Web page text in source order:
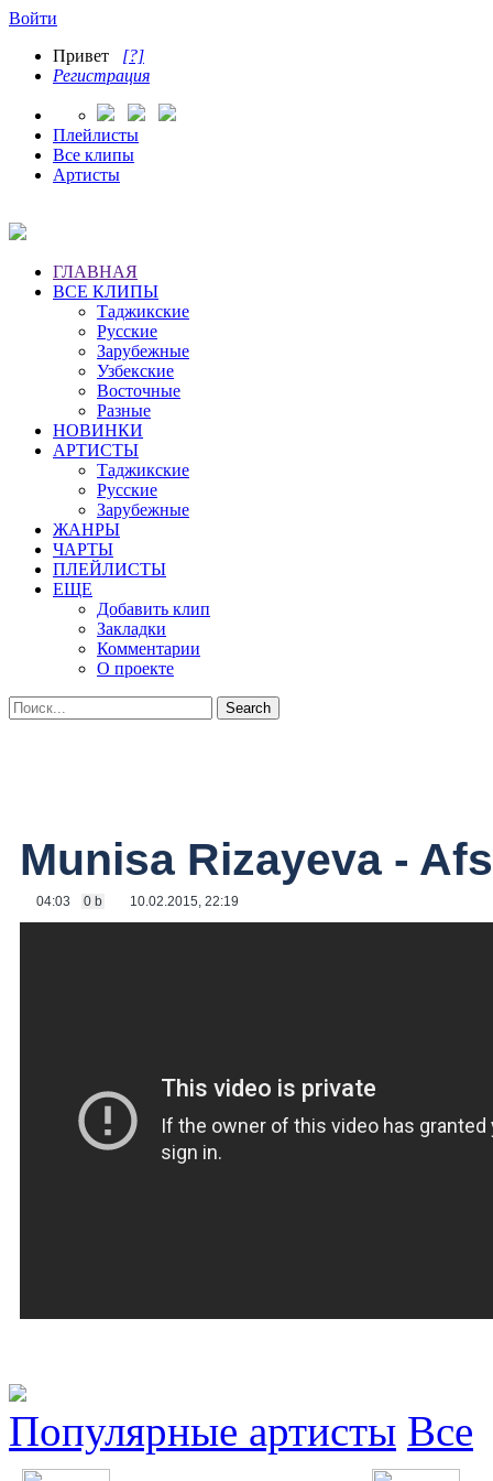
Войти
Привет [?]
Регистрация
Плейлисты
Все клипы
Артисты
ГЛАВНАЯ
ВСЕ КЛИПЫ
Таджикские
Русские
Зарубежные
Узбекские
Восточные
Разные
НОВИНКИ
АРТИСТЫ
Таджикские
Русские
Зарубежные
ЖАНРЫ
ЧАРТЫ
ПЛЕЙЛИСТЫ
ЕЩЕ
Добавить клип
Закладки
Комментарии
О проекте
Munisa Rizayeva -
04:03 0 b 10.02.2015, 22:19
Популярные артисты Все